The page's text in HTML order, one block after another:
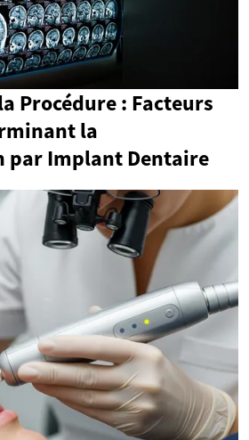
Procédure : Facteurs
la
par Implant Dentaire